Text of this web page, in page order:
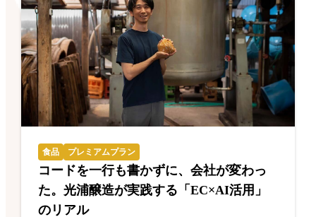
食品 プレミアムプラン
コードを一行も書かずに、会社が変わっ
た。光浦醸造が実践する「EC×AI活用」
のリアル